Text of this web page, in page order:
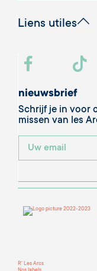
Liens utiles
nieuwsbrief
Schrijf je in voor
missen van les
R' Les Arcs